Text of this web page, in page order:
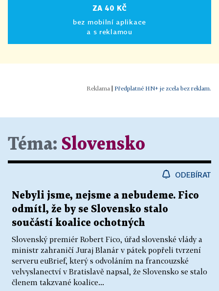
ZA 40 KČ
bez mobilní aplikace
a s reklamou
| Předplatné HN+ je zcela bez reklam.
Téma: Slovensko
ODEBÍRAT
Nebyli jsme, nejsme a nebudeme. Fico
odmítl, že by se Slovensko stalo
součástí koalice ochotných
Slovenský premiér Robert Fico, úřad slovenské vlády a
ministr zahraničí Juraj Blanár v pátek popřeli tvrzení
serveru euBrief, který s odvoláním na francouzské
velvyslanectví v Bratislavě napsal, že Slovensko se stalo
členem takzvané koalice...